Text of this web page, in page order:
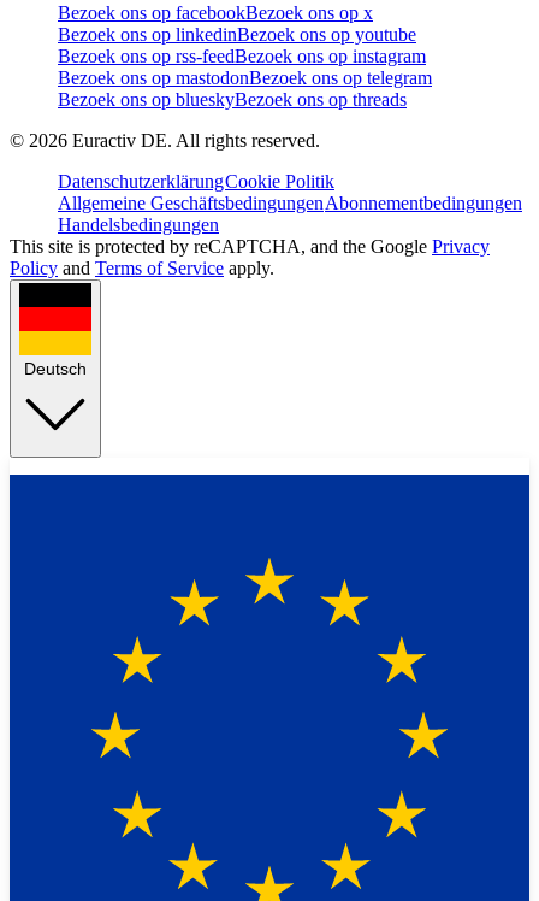
Bezoek ons op facebookBezoek ons op x
Bezoek ons op linkedinBezoek ons op youtube
Bezoek ons op rss-feedBezoek ons op instagram
Bezoek ons op mastodonBezoek ons op telegram
Bezoek ons op blueskyBezoek ons op threads
© 2026 Euractiv DE. All rights reserved.
DatenschutzerklärungCookie Politik
Allgemeine GeschäftsbedingungenAbonnementbedingungen
Handelsbedingungen
This site is protected by reCAPTCHA, and the Google Privacy
Policy and Terms of Service apply.
Deutsch